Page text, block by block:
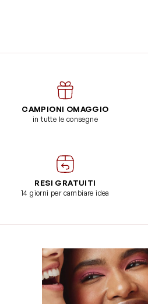
CAMPIONI OMAGGIO
in tutte le consegne
RESI GRATUITI
14 giorni per cambiare idea